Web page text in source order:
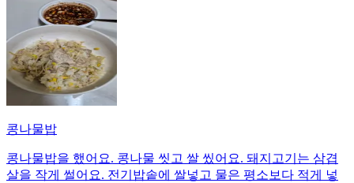
콩나물밥
콩나물밥을 했어요. 콩나물 씻고 쌀 씼어요. 돼지고기는 삼겹
살을 작게 썰어요. 전기밥솥에 쌀넣고 물은 평소보다 적게 넣